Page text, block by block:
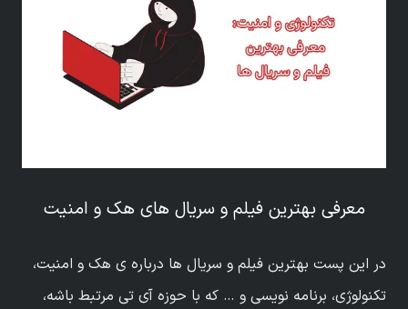
معرفی بهترین فیلم و سریال های هک و امنیت
در این پست بهترین فیلم و سریال ها درباره ی هک و امنیت،
تکنولوژی، برنامه نویسی و … که با حوزه آی تی مرتبط باشه،